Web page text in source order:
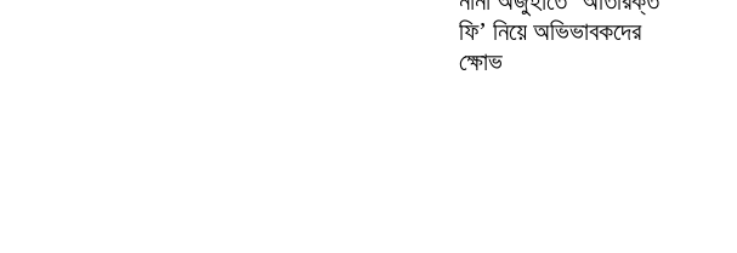
ফি’ নিয়ে অভিভাবকদের
ক্ষোভ